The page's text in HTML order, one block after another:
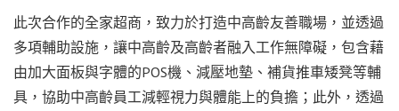
此次合作的全家超商，致力於打造中高齡友善職場，並透過
多項輔助設施，讓中高齡及高齡者融入工作無障礙，包含藉
由加大面板與字體的POS機、減壓地墊、補貨推車矮凳等輔
具，協助中高齡員工減輕視力與體能上的負擔；此外，透過